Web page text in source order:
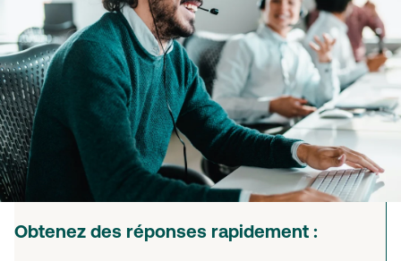
Obtenez des réponses rapidement :